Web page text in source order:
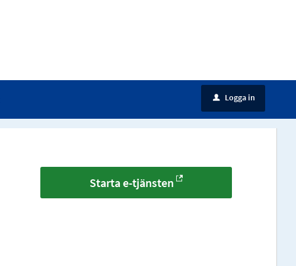
u Logga in
Starta e-tjänsten